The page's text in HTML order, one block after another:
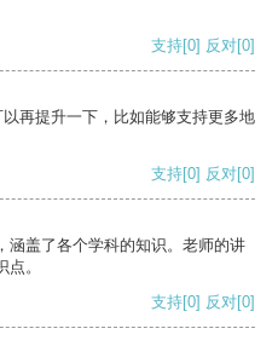
支持[0] 反对[0]
再提升一下，比如能够支持更多地
支持[0] 反对[0]
涵盖了各个学科的知识。老师的讲
。
支持[0] 反对[0]